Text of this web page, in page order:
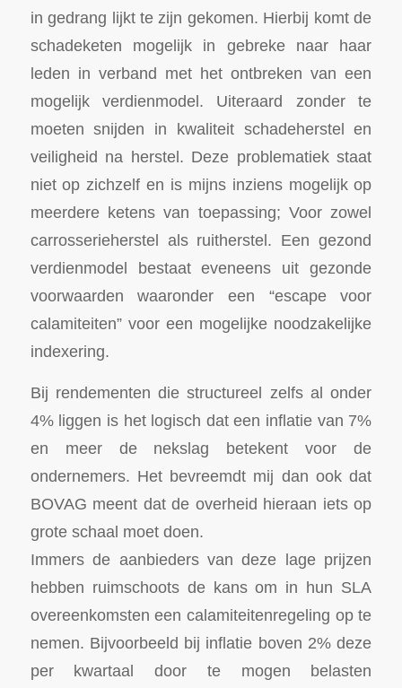
in gedrang lijkt te zijn gekomen. Hierbij komt de
schadeketen mogelijk in gebreke naar haar
leden in verband met het ontbreken van een
mogelijk verdienmodel. Uiteraard zonder te
moeten snijden in kwaliteit schadeherstel en
veiligheid na herstel. Deze problematiek staat
niet op zichzelf en is mijns inziens mogelijk op
meerdere ketens van toepassing; Voor zowel
carrosserieherstel als ruitherstel. Een gezond
verdienmodel bestaat eveneens uit gezonde
voorwaarden waaronder een “escape voor
calamiteiten” voor een mogelijke noodzakelijke
indexering.
Bij rendementen die structureel zelfs al onder
4% liggen is het logisch dat een inflatie van 7%
en meer de nekslag betekent voor de
ondernemers. Het bevreemdt mij dan ook dat
BOVAG meent dat de overheid hieraan iets op
grote schaal moet doen.
Immers de aanbieders van deze lage prijzen
hebben ruimschoots de kans om in hun SLA
overeenkomsten een calamiteitenregeling op te
nemen. Bijvoorbeeld bij inflatie boven 2% deze
per kwartaal door te mogen belasten